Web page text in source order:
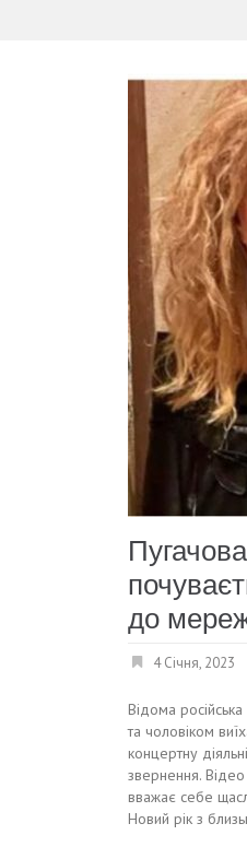
до
4 Січня, 2023
Відома російська
та чоловіком
концертну
звернення.
вважає себе
Новий рік з